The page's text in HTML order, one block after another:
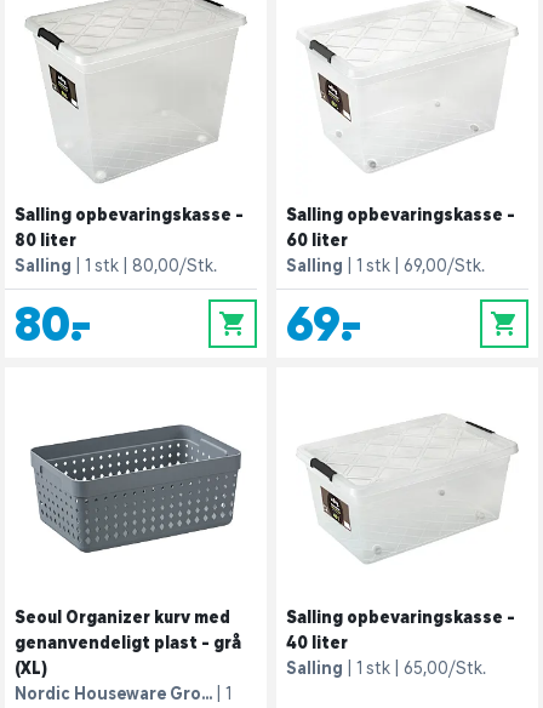
Salling opbevaringskasse -
80 liter
Salling
1 stk 80,00/Stk.
80,- 0
Salling opbevaringskasse -
60 liter
Salling
1 stk 69,00/Stk.
69,- 0
Seoul Organizer kurv med
genanvendeligt plast - grå
(XL)
Nordic Houseware Gro...
1
Salling opbevaringskasse -
40 liter
Salling
1 stk 65,00/Stk.